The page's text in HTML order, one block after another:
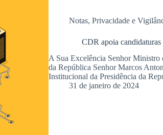
Notas, Privacidade e
CDR apoia
A Sua Excelência Senhor Ministro
da República Senhor Marcos
Institucional da Presidência da
31 de janeiro de 2024